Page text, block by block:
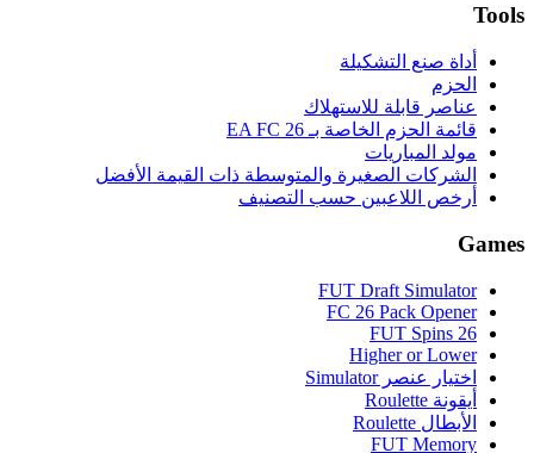
Tools
أداة صنع التشكيلة
الحزم
عناصر قابلة للاستهلاك
قائمة الحزم الخاصة بـ EA FC 26
مولد المباريات
الشركات الصغيرة والمتوسطة ذات القيمة الأفضل
أرخص اللاعبين حسب التصنيف
Games
FUT Draft Simulator
FC 26 Pack Opener
FUT Spins 26
Higher or Lower
اختيار عنصر Simulator
أيقونة Roulette
الأبطال Roulette
FUT Memory